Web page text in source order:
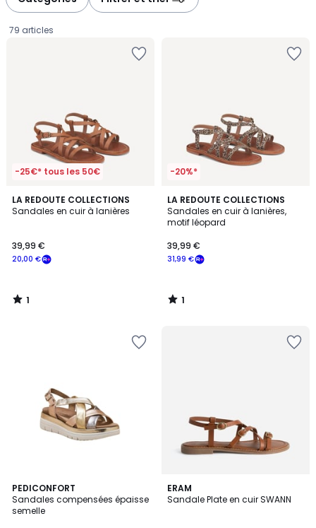
79 articles
-25€* tous les 50€
LA REDOUTE COLLECTIONS
Sandales en cuir à lanières
€
souscrivez
notre
programme
20,00 €
39,99 €
1
/
1
/
-20%*
LA REDOUTE COLLECTIONS
Sandales en cuir à lanières,
motif léopard
31,99 €
39,99 €
1
/
5
1
/
PEDICONFORT
Sandales compensées épaisse
semelle
ERAM
Sandale Plate en cuir SWANN
2
Couleurs